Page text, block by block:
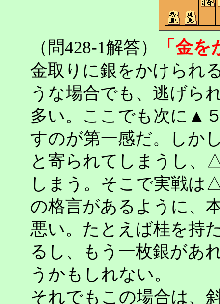
（問428-1解答） 「金
金取りに銀をかけられ
うな場合でも、逃げら
多い。ここでも次に▲
すのが第一感だ。しか
と寄られてしまうし、
しまう。そこで実戦は
の格言があるように、
悪い。たとえば桂を持
るし、もう一枚銀があ
うかもしれない。
それでもこの場合は、